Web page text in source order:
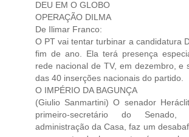
DEU EM O GLOBO
OPERAÇÃO DILMA
De Ilimar Franco:
O PT vai tentar turbinar a candidatura
fim de ano. Ela terá presença
rede nacional de TV, em dezembro, e
das 40 inserções nacionais do partido.
O IMPÉRIO DA BAGUNÇA
(Giulio Sanmartini) O senador
primeiro-secretário do Senado,
administração da Casa, faz um